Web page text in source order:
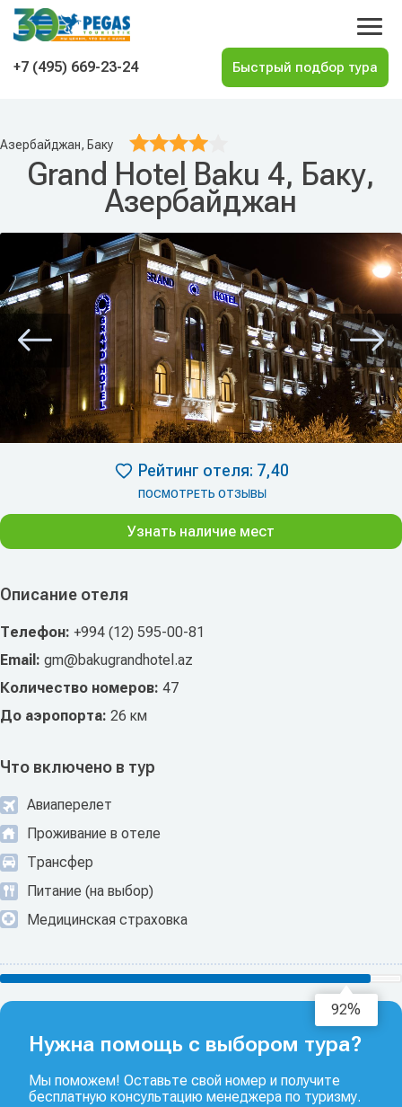
На главную
+7 (495) 669-23-24
Азербайджан, Баку
Grand Hotel Baku 4, Баку,
Азербайджан
Описание отеля
Телефон: +994 (12) 595-00-81
Email: gm@bakugrandhotel.az
Количество номеров: 47
До аэропорта: 26 км
Что включено в тур
Авиаперелет
Проживание в отеле
Трансфер
Питание (на выбор)
Медицинская страховка
ПОСМОТРЕТЬ ОТЗЫВЫ
Рейтинг отеля: 7,40
Узнать наличие мест
94%
Нужна помощь с выбором тура?
Мы поможем! Оставьте свой номер и получите
бесплатную консультацию менеджера по туризму.